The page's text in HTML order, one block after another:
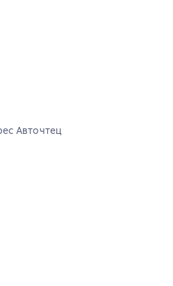
рейтинг 5 на основе 4 оценок
Авточтец
рейтинг 0 на основе 0 оценок
рейтинг 0 на основе 0 оценок